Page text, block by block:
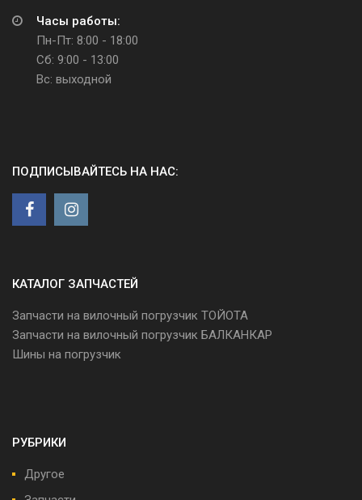
Часы работы:
Пн-Пт: 8:00 - 18:00
Сб: 9:00 - 13:00
Вс: выходной
ПОДПИСЫВАЙТЕСЬ НА НАС:
КАТАЛОГ ЗАПЧАСТЕЙ
Запчасти на вилочный погрузчик ТОЙОТА
Запчасти на вилочный погрузчик БАЛКАНКАР
Шины на погрузчик
РУБРИКИ
Другое